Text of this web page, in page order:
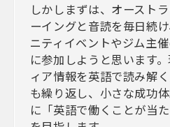
しかしまずは、オースト
ーイングと音読を毎日続
ニティイベントやジム主
に参加しようと思います
ィア情報を英語で読み解
も繰り返し、小さな成功
に「英語で働くことが当